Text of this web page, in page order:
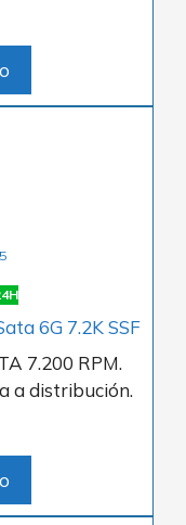
6G 7.2K SSF
7.200 RPM.
a distribución.